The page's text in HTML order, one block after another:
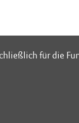
für die
für die